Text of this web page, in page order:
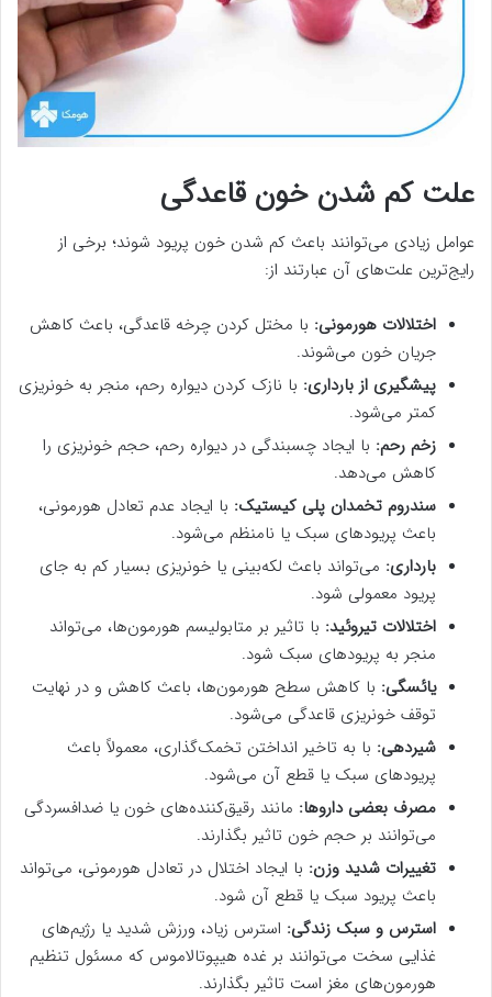
علت کم شدن خون قاعدگی
عوامل زیادی می‌توانند باعث کم شدن خون پریود شوند؛ برخی از
رایج‌ترین علت‌های آن عبارتند از:
اختلالات هورمونی: با مختل کردن چرخه قاعدگی، باعث کاهش
جریان خون می‌شوند.
پیشگیری از بارداری: با نازک کردن دیواره رحم، منجر به خونریزی
کمتر می‌شود.
زخم رحم: با ایجاد چسبندگی در دیواره رحم، حجم خونریزی را
کاهش می‌دهد.
سندروم تخمدان پلی کیستیک: با ایجاد عدم تعادل هورمونی،
باعث پریودهای سبک یا نامنظم می‌شود.
بارداری: می‌تواند باعث لکه‌بینی یا خونریزی بسیار کم به جای
پریود معمولی شود.
اختلالات تیروئید: با تاثیر بر متابولیسم هورمون‌ها، می‌تواند
منجر به پریودهای سبک شود.
یائسگی: با کاهش سطح هورمون‌ها، باعث کاهش و در نهایت
توقف خونریزی قاعدگی می‌شود.
شیردهی: با به تاخیر انداختن تخمک‌گذاری، معمولاً باعث
پریودهای سبک یا قطع آن می‌شود.
مصرف بعضی داروها: مانند رقیق‌کننده‌های خون یا ضدافسردگی
می‌توانند بر حجم خون تاثیر بگذارند.
تغییرات شدید وزن: با ایجاد اختلال در تعادل هورمونی، می‌تواند
باعث پریود سبک یا قطع آن شود.
استرس و سبک زندگی: استرس زیاد، ورزش شدید یا رژیم‌های
غذایی سخت می‌توانند بر غده هیپوتالاموس که مسئول تنظیم
هورمون‌های مغز است تاثیر بگذارند.